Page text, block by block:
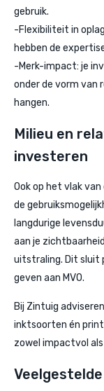
gebruik.
-Flexibiliteit in
hebben de
-Merk-impact: je
onder de vorm van
hangen.
Milieu en
investeren
Ook op het vlak
de
langdurige
aan je
uitstraling. Dit sluit
geven aan MVO.
Bij Zintuig
inktsoorten én
zowel impactvol